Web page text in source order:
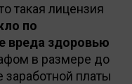
такая лицензия
по
вреда здоровью
в размере до
заработной платы